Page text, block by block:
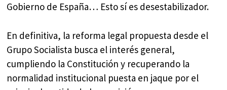
Gobierno de España… Esto sí es desestabilizador.
En definitiva, la reforma legal propuesta desde el
Grupo Socialista busca el interés general,
cumpliendo la Constitución y recuperando la
normalidad institucional puesta en jaque por el